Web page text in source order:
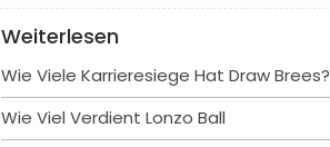
Weiterlesen
Wie Viele Karrieresiege Hat Draw Brees?
Wie Viel Verdient Lonzo Ball